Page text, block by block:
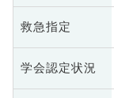
救急指定
学会認定状況